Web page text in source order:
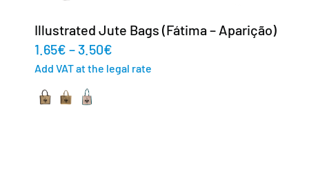
Illustrated Jute Bags (Fátima – Aparição)
1.65€ – 3.50€
Add VAT at the legal rate